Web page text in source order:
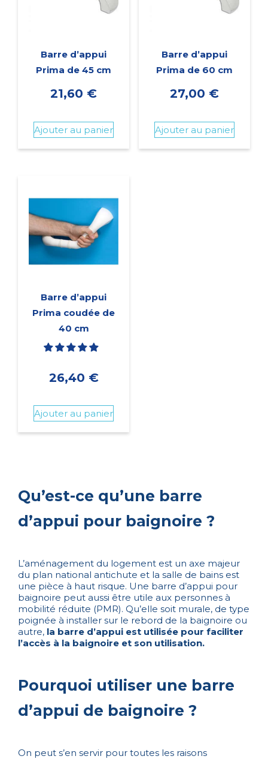
Barre d’appui
Prima de 45 cm
21,60 €
Ajouter au panier
Barre d’appui
Prima de 60 cm
27,00 €
Ajouter au panier
Barre d’appui
Prima coudée de
40 cm
26,40 €
Ajouter au panier
Qu’est-ce qu’une barre
d’appui pour baignoire ?
L’aménagement du logement est un axe majeur
du plan national antichute et la salle de bains est
une pièce à haut risque. Une barre d’appui pour
baignoire peut aussi être utile aux personnes à
mobilité réduite (PMR). Qu’elle soit murale, de type
poignée à installer sur le rebord de la baignoire ou
autre, la barre d’appui est utilisée pour faciliter
l’accès à la baignoire et son utilisation.
Pourquoi utiliser une barre
d’appui de baignoire ?
On peut s’en servir pour toutes les raisons